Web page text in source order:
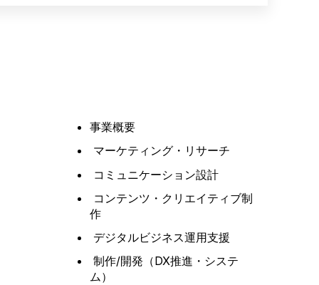
事業概要
マーケティング・リサーチ
コミュニケーション設計
コンテンツ・クリエイティブ制
作
デジタルビジネス運用支援
制作/開発（DX推進・システ
ム）